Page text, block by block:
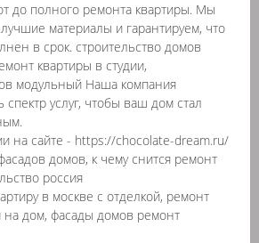
до полного ремонта квартиры. Мы
материалы и гарантируем, что
в срок. строительство домов
квартиры в студии,
модульный Наша компания
спектр услуг, чтобы ваш дом стал
на сайте - https://chocolate-dream.ru/
домов, к чему снится ремонт
россия
в москве с отделкой, ремонт
дом, фасады домов ремонт